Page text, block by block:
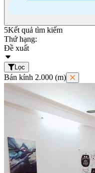
5Kết quả tìm kiếm
Thứ hạng:
Đề xuất
Lọc
Bán kính 2.000 (m)